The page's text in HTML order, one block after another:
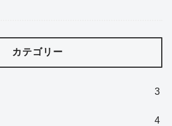
カテゴリー
3
4